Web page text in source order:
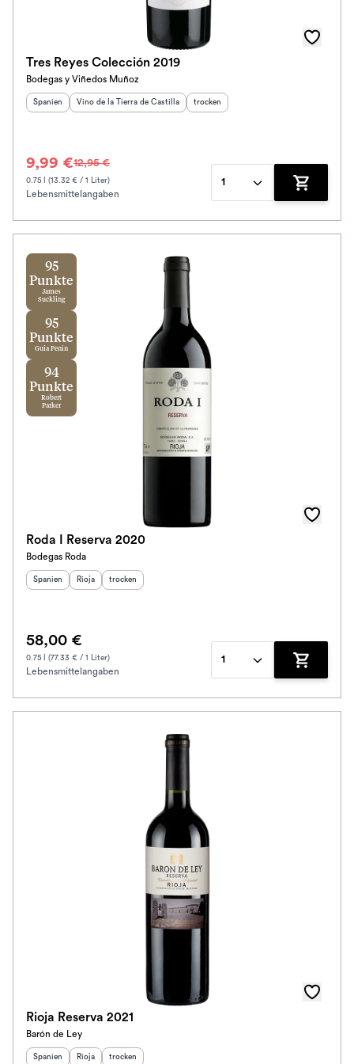
Tres Reyes Colección 2019
Bodegas y Viñedos Muñoz
Herkunftsland:
Spanien Herkunftsregion:
Vino de la Tierra de Castilla Geschmack
trocken
9,99 €12,95 €
0.75 l (13.32 € / 1 Liter)
Lebensmittelangaben
1
Zum
95
Punkte
James
Suckling
95
Punkte
Guia Penin
94
Punkte
Robert
Parker
Roda I Reserva 2020
Bodegas Roda
Herkunftsland:
Spanien Herkunftsregion:
Rioja Geschmack
trocken
58,00 €
0.75 l (77.33 € / 1 Liter)
Lebensmittelangaben
1
Zum
Rioja Reserva 2021
Barón de Ley
Herkunftsland:
Spanien Herkunftsregion:
Rioja Geschmack
trocken